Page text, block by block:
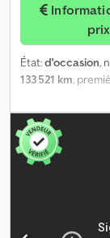
prix
État:d'occasion,
133 521 km,
d'émission:Euro 6
2022, Tracteur
Euro 6
automatique ID